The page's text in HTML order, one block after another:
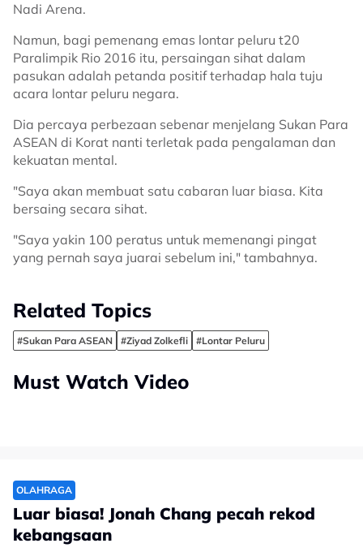
Nadi Arena.
Namun, bagi pemenang emas lontar peluru t20
Paralimpik Rio 2016 itu, persaingan sihat dalam
pasukan adalah petanda positif terhadap hala tuju
acara lontar peluru negara.
Dia percaya perbezaan sebenar menjelang Sukan Para
ASEAN di Korat nanti terletak pada pengalaman dan
kekuatan mental.
"Saya akan membuat satu cabaran luar biasa. Kita
bersaing secara sihat.
"Saya yakin 100 peratus untuk memenangi pingat
yang pernah saya juarai sebelum ini," tambahnya.
Related Topics
#Sukan Para ASEAN #Ziyad Zolkefli #Lontar Peluru
Must Watch Video
OLAHRAGA
Luar biasa! Jonah Chang pecah rekod
kebangsaan